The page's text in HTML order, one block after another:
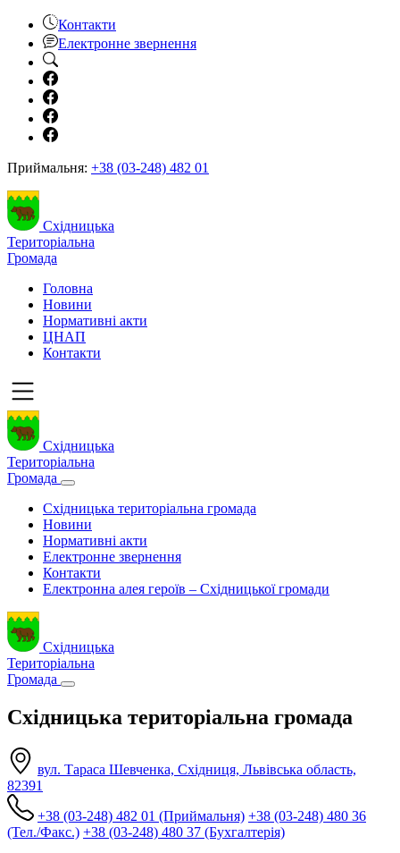
Контакти
Електронне звернення
Приймальня: +38 (03-248) 482 01
Східницька
Територіальна
Громада
Головна
Новини
Нормативні акти
ЦНАП
Контакти
Східницька
Територіальна
Громада
Східницька територіальна громада
Новини
Нормативні акти
Електронне звернення
Контакти
Електронна алея героїв – Східницької громади
Східницька
Територіальна
Громада
Східницька територіальна громада
вул. Тараса Шевченка, Східниця, Львівська область,
82391
+38 (03-248) 482 01 (Приймальня) +38 (03-248) 480 36
(Тел./Факс.) +38 (03-248) 480 37 (Бухгалтерія)